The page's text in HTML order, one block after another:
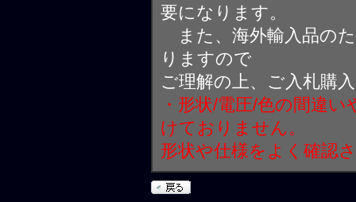
要になります。
また、海外輸入品の
りますので
ご理解の上、ご入札購
・形状/電圧/色の間違
けておりません。
形状や仕様をよく確認